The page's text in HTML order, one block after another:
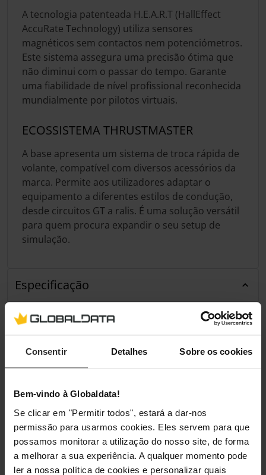
Consentir Detalhes Sobre os cookies
Bem-vindo à Globaldata!
Se clicar em "Permitir todos", estará a dar-nos
permissão para usarmos cookies. Eles servem para que
possamos monitorar a utilização do nosso site, de forma
a melhorar a sua experiência. A qualquer momento pode
ler a nossa política de cookies e personalizar quais
A tecnologia patenteada H.E.A.R.T (HallEffect
AccuRate Technology) utiliza sensores
magnéticos sem contactos nem potenciómetros.
Este sistema assegura uma precisão ótima que
não diminui com o passar do tempo. Garante
uma fiabilidade de nível profissional reconhecida
mundialmente por pilotos virtuais.
ECOSSISTEMA THRUSTMASTER
A base apresenta um sistema de troca rápida de
volante, compatível com diversos acessórios da
marca. Permite aos utilizadores adaptar o
equipamento a diferentes estilos de condução,
desde circuitos GT a ralis. É uma solução versátil
para quem procura expandir o seu setup de
simulação.
Especificação
Características
Cor do produto Preto
Embalagem
Comprimento da embalagem 290 mm
Profundidade da embalagem 330 mm